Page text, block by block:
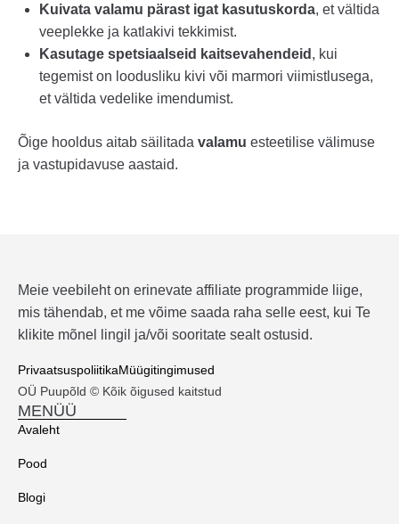
Kuivata valamu pärast igat kasutuskorda, et vältida
veeplekke ja katlakivi tekkimist.
Kasutage spetsiaalseid kaitsevahendeid , kui
tegemist on loodusliku kivi või marmori viimistlusega,
et vältida vedelike imendumist.
Õige hooldus aitab säilitada valamu esteetilise välimuse
ja vastupidavuse aastaid.
Meie veebileht on erinevate affiliate programmide liige,
mis tähendab, et me võime saada raha selle eest, kui Te
klikite mõnel lingil ja/või sooritate sealt ostusid.
PrivaatsuspoliitikaMüügitingimused
OÜ Puupõld © Kõik õigused kaitstud
MENÜÜ
Avaleht
Pood
Blogi